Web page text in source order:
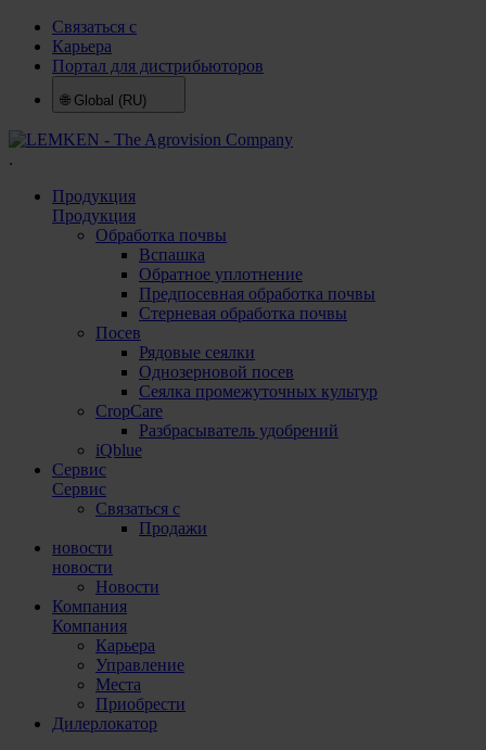
Связаться с
Карьера
Портал для дистрибьюторов
🌐 Global (RU)
.
Продукция
Продукция
Обработка почвы
Вспашка
Обратное уплотнение
Предпосевная обработка почвы
Стерневая обработка почвы
Посев
Рядовые сеялки
Однозерновой посев
Сеялка промежуточных культур
CropCare
Разбрасыватель удобрений
iQblue
Сервис
Сервис
Связаться с
Продажи
новости
новости
Новости
Компания
Компания
Карьера
Управление
Места
Приобрести
Дилерлокатор